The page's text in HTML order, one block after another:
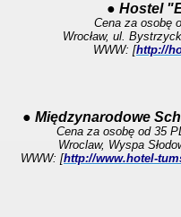
● Hostel
Cena za osobę
Wrocław, ul.
WWW: [http://
● Międzynarodowe
Cena za osobę od 35
Wroclaw, Wyspa
WWW: [http://www.hotel-